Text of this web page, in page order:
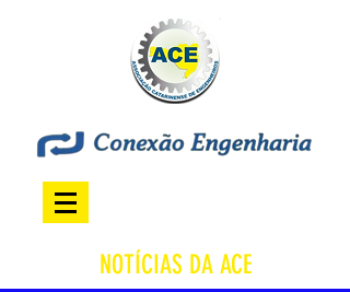
NOTÍCIAS DA ACE